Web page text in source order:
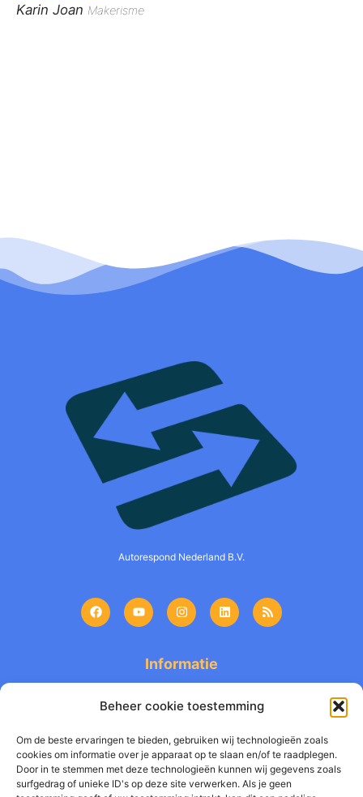
Beheer cookie toestemming
Om de beste ervaringen te bieden, gebruiken wij technologieën zoals
cookies om informatie over je apparaat op te slaan en/of te raadplegen.
Door in te stemmen met deze technologieën kunnen wij gegevens zoals
surfgedrag of unieke ID's op deze site verwerken. Als je geen
Karin Joan Makerisme
Autorespond Nederland B.V.
Informatie
Product
Tarieven
Kennis
Testimonials